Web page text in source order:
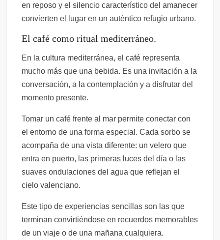
en reposo y el silencio característico del amanecer
convierten el lugar en un auténtico refugio urbano.
El café como ritual mediterráneo.
En la cultura mediterránea, el café representa
mucho más que una bebida. Es una invitación a la
conversación, a la contemplación y a disfrutar del
momento presente.
Tomar un café frente al mar permite conectar con
el entorno de una forma especial. Cada sorbo se
acompaña de una vista diferente: un velero que
entra en puerto, las primeras luces del día o las
suaves ondulaciones del agua que reflejan el
cielo valenciano.
Este tipo de experiencias sencillas son las que
terminan convirtiéndose en recuerdos memorables
de un viaje o de una mañana cualquiera.